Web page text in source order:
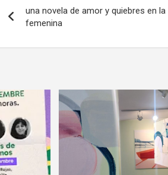
de
una novela de amor y quiebres en
femenina